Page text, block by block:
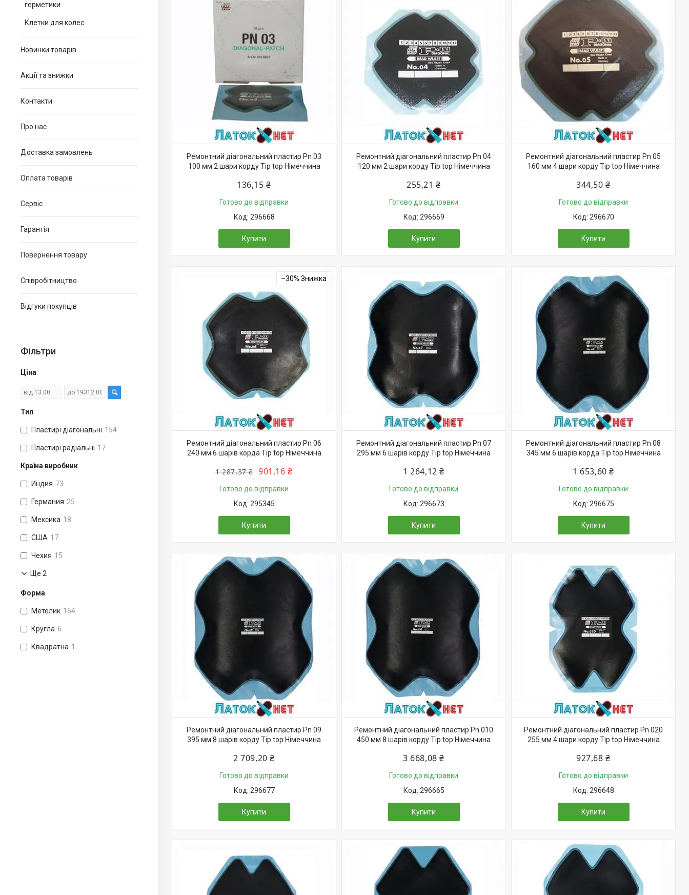
герметики
Клетки для колес
Новинки товарів
Акції та знижки
Контакти
Про нас
Доставка замовлень
Оплата товарів
Сервіс
Гарантія
Повернення товару
Співробітництво
Відгуки покупців
Фільтри
Ціна
Тип
Пластирі діагональні 154
Пластирі радіальні 17
Країна виробник
Индия 73
Германия 25
Мексика 18
США 17
Чехия 15
Ще 2
Форма
Метелик 164
Кругла 6
Квадратна 1
Ремонтний діагональний пластир Pn 03
100 мм 2 шари корду Tip top Німеччина
136,15 ₴
Готово до відправки
296668
Купити
Ремонтний діагональний пластир Pn 04
120 мм 2 шари корду Tip top Німеччина
255,21 ₴
Готово до відправки
296669
Купити
Ремонтний діагональний пластир Pn 05
160 мм 4 шари корду Tip top Німеччина
344,50 ₴
Готово до відправки
296670
Купити
–30%
Ремонтний діагональний пластир Pn 06
240 мм 6 шарів корда Tip top Німеччина
1 287,37 ₴ 901,16 ₴
Готово до відправки
295345
Купити
Ремонтний діагональний пластир Pn 07
295 мм 6 шарів корду Tip top Німеччина
1 264,12 ₴
Готово до відправки
296673
Купити
Ремонтний діагональний пластир Pn 08
345 мм 6 шарів корда Tip top Німеччина
1 653,60 ₴
Готово до відправки
296675
Купити
Ремонтний діагональний пластир Pn 09
395 мм 8 шарів корду Tip top Німеччина
2 709,20 ₴
Готово до відправки
296677
Купити
Ремонтний діагональний пластир Pn 010
450 мм 8 шарів корду Tip top Німеччина
3 668,08 ₴
Готово до відправки
296665
Купити
Ремонтний діагональний пластир Pn 020
255 мм 4 шари корду Tip top Німеччина
927,68 ₴
Готово до відправки
296648
Купити